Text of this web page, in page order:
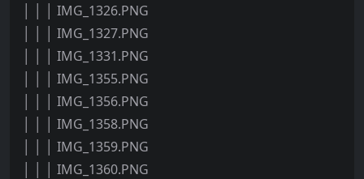
│ │ │ IMG_1326.PNG
│ │ │ IMG_1327.PNG
│ │ │ IMG_1331.PNG
│ │ │ IMG_1355.PNG
│ │ │ IMG_1356.PNG
│ │ │ IMG_1358.PNG
│ │ │ IMG_1359.PNG
│ │ │ IMG_1360.PNG